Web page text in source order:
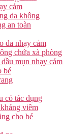
cảm
da không
an toàn
da nhạy cảm
chứa xà phòng
mụn nhạy cảm
bé
có tác dụng
viêm
cho bé